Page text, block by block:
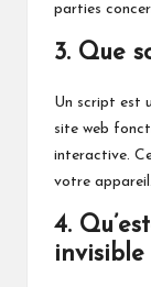
parties
3. Que
Un script est
site web
interactive.
votre appareil.
4.
invisible